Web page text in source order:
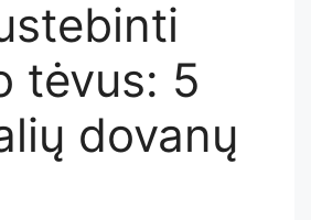
tėvus: 5
dovanų